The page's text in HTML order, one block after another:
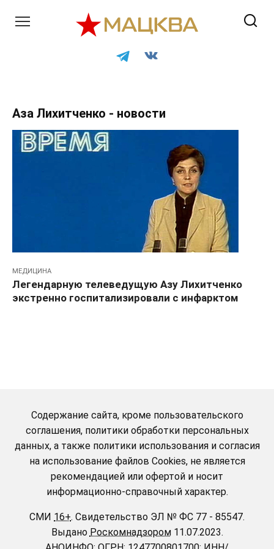
Аза Лихитченко - новости
МЕДИЦИНА
Легендарную телеведущую Азу Лихитченко
экстренно госпитализировали с инфарктом
Содержание сайта, кроме пользовательского
соглашения, политики обработки персональных
данных, а также политики использования и согласия
на использование файлов Cookies, не является
рекомендацией или офертой и носит
информационно-справочный характер.
СМИ 16+. Свидетельство ЭЛ № ФС 77 - 85547.
Выдано Роскомнадзором11.07.2023.